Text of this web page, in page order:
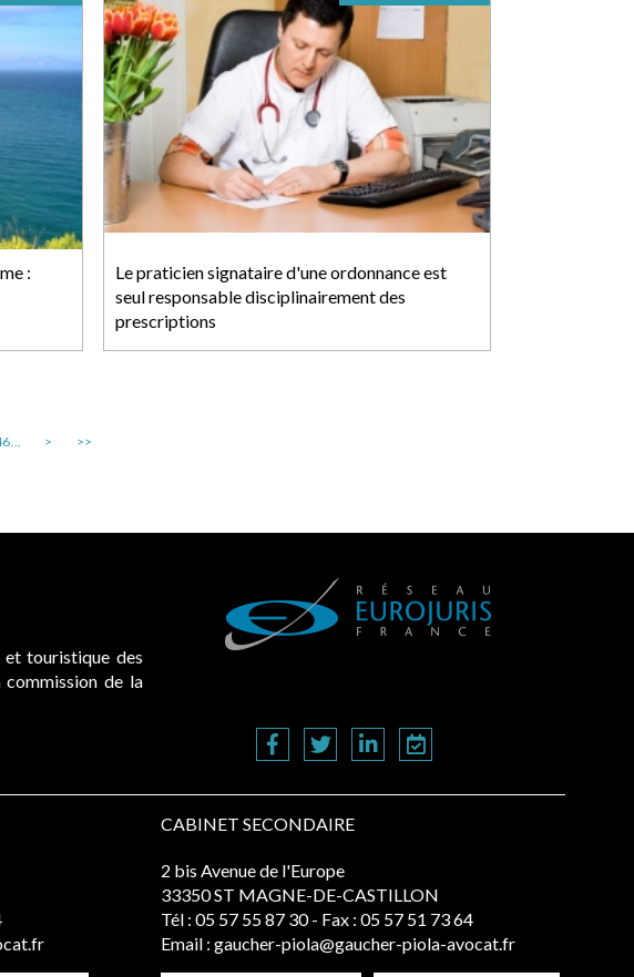
:
Le praticien signataire d'une ordonnance est
seul responsable disciplinairement des
prescriptions
... > >>
et touristique des
de la
CABINET SECONDAIRE
2 bis Avenue de l'Europe
33350 ST MAGNE-DE-CASTILLON
Tél : 05 57 55 87 30 - Fax : 05 57 51 73 64
Email : gaucher-piola@gaucher-piola-avocat.fr